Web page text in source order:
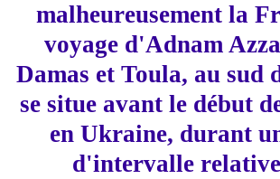
malheureusement la
voyage d'Adnam
Damas et Toula, au sud
se situe avant le début
en Ukraine, durant
d'intervalle